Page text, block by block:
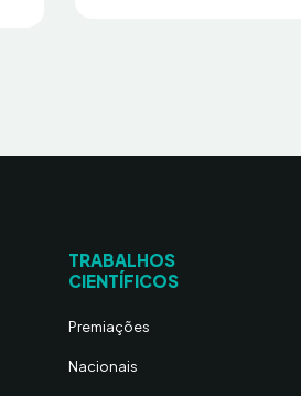
TRABALHOS
CIENTÍFICOS
Premiações
Nacionais